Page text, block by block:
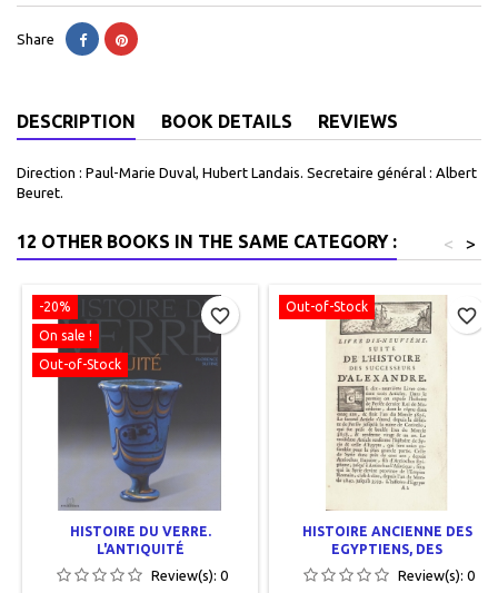
Share
DESCRIPTION BOOK DETAILS REVIEWS
Direction : Paul-Marie Duval, Hubert Landais. Secretaire général : Albert
Beuret.
12 OTHER BOOKS IN THE SAME CATEGORY : >
<
-20%
On sale !
Out-of-Stock
HISTOIRE DU VERRE.
L'ANTIQUITÉ
Review(s): 0
favorite_border Out-of-Stock
HISTOIRE ANCIENNE DES
EGYPTIENS, DES
CARTHAGINOIS, DES
ASSYRIENS... TOME IX
Review(s): 0
favorite_border